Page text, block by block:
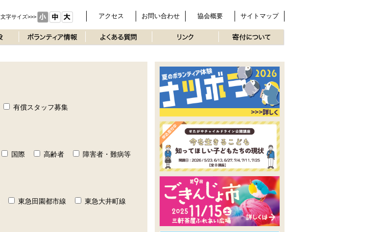
サイトマップ
協会概要
お問い合わせ
アクセス
文字サイズ>>>
有償スタッフ募集
国際 高齢者
障害者・難病等
東急田園都市線
東急大井町線